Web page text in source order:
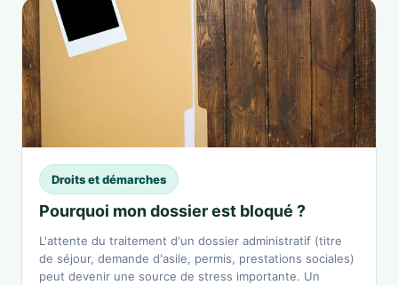
Droits et démarches
Pourquoi mon dossier est bloqué ?
L'attente du traitement d'un dossier administratif (titre
de séjour, demande d'asile, permis, prestations sociales)
peut devenir une source de stress importante. Un